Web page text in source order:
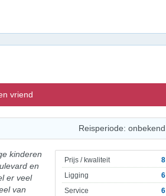
vriend
Reisperiode: onbekend
Prijs / kwaliteit
8
Ligging
6
Service
6
kinderen
en
er veel
van